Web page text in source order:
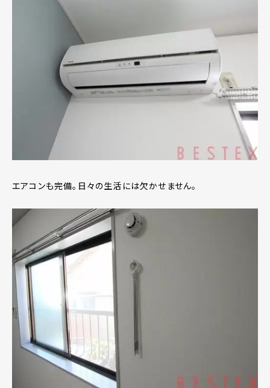
エアコンも完備。日々の生活には欠かせません。